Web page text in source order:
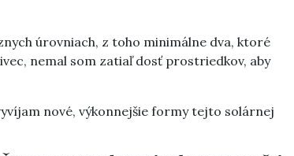
úrovniach, z toho minimálne dva, ktoré
nemal som zatiaľ dosť prostriedkov, aby
nové, výkonnejšie formy tejto solárnej